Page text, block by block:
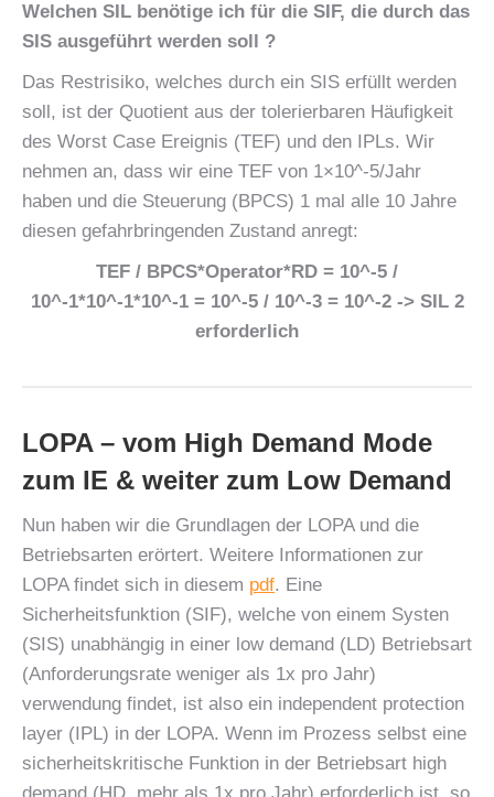
Welchen SIL benötige ich für die SIF, die durch das
SIS ausgeführt werden soll ?
Das Restrisiko, welches durch ein SIS erfüllt werden
soll, ist der Quotient aus der tolerierbaren Häufigkeit
des Worst Case Ereignis (TEF) und den IPLs. Wir
nehmen an, dass wir eine TEF von 1×10^-5/Jahr
haben und die Steuerung (BPCS) 1 mal alle 10 Jahre
diesen gefahrbringenden Zustand anregt:
TEF / BPCS*Operator*RD = 10^-5 /
10^-1*10^-1*10^-1 = 10^-5 / 10^-3 = 10^-2 -> SIL 2
erforderlich
LOPA – vom High Demand Mode
zum IE & weiter zum Low Demand
Nun haben wir die Grundlagen der LOPA und die
Betriebsarten erörtert. Weitere Informationen zur
LOPA findet sich in diesem pdf. Eine
Sicherheitsfunktion (SIF), welche von einem Systen
(SIS) unabhängig in einer low demand (LD) Betriebsart
(Anforderungsrate weniger als 1x pro Jahr)
verwendung findet, ist also ein independent protection
layer (IPL) in der LOPA. Wenn im Prozess selbst eine
sicherheitskritische Funktion in der Betriebsart high